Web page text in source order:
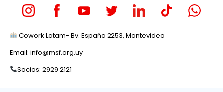
Cowork Latam- Bv. España 2253, Montevideo
Email: info@msf.org.uy
Socios: 2929 2121